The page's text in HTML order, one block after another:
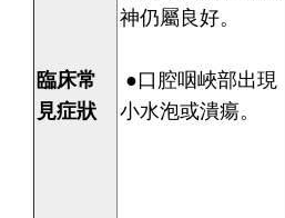
臨床常
見症狀
神仍屬良好。
●口腔咽峽部出現
小水泡或潰瘍。